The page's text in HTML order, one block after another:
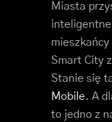
Miasta
Smart City
Stanie się
Mobile. A
to jedno z